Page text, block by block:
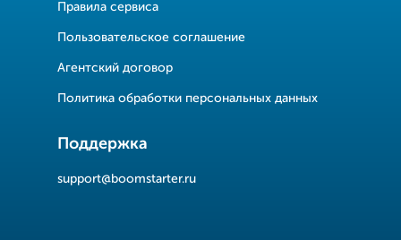
Правила сервиса
Пользовательское соглашение
Агентский договор
Политика обработки персональных данных
Поддержка
support@boomstarter.ru